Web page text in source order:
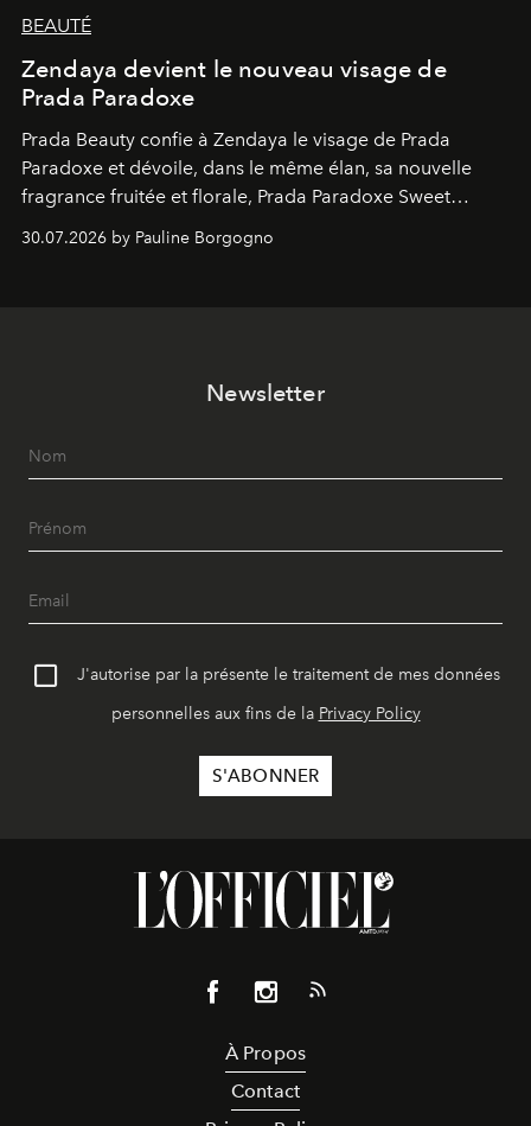
BEAUTÉ
Zendaya devient le nouveau visage de
Prada Paradoxe
Prada Beauty confie à Zendaya le visage de Prada
Paradoxe et dévoile, dans le même élan, sa nouvelle
fragrance fruitée et florale, Prada Paradoxe Sweet
Chemistry Eau de Parfum.
30.07.2026 by Pauline Borgogno
Newsletter
J'autorise par la présente le traitement de mes données
personnelles aux fins de la Privacy Policy
À Propos
Contact